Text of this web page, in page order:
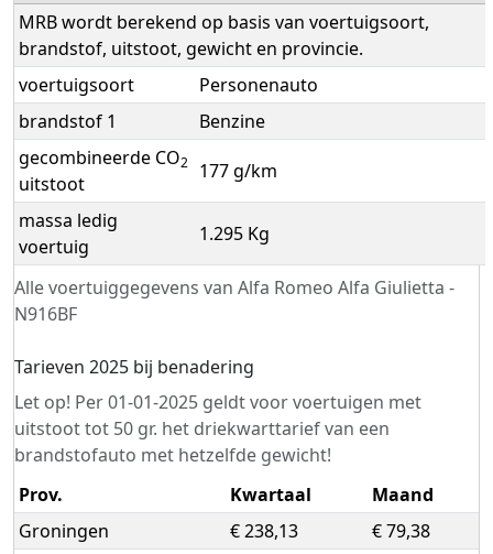
Alle voertuiggegevens van Alfa Romeo Alfa Giulietta -
N916BF
MRB wordt berekend op basis van voertuigsoort,
brandstof, uitstoot, gewicht en provincie.
voertuigsoort
Personenauto
brandstof 1
Benzine
gecombineerde CO2
uitstoot
177 g/km
massa ledig
voertuig
1.295 Kg
Tarieven 2025 bij benadering
Let op! Per 01-01-2025 geldt voor voertuigen met
uitstoot tot 50 gr. het driekwarttarief van een
brandstofauto met hetzelfde gewicht!
Prov.
Kwartaal
Maand
Groningen
€ 238,13
€ 79,38